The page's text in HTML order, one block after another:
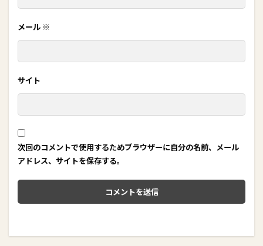
メール ※
サイト
次回のコメントで使用するためブラウザーに自分の名前、メール
アドレス、サイトを保存する。